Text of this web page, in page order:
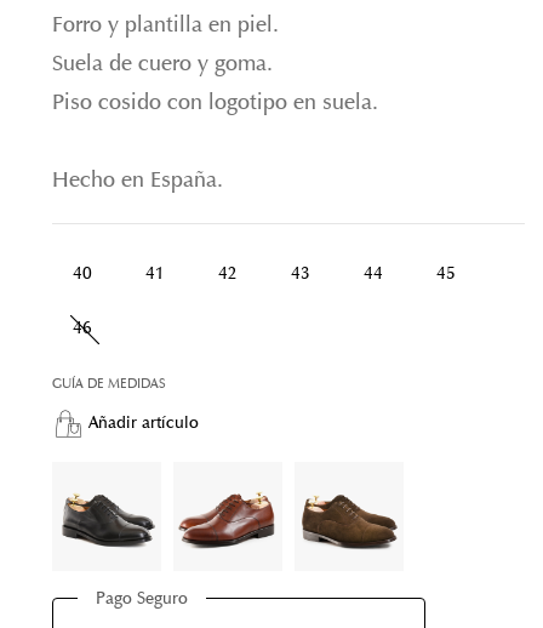
Forro y plantilla en piel.
Suela de cuero y goma.
Piso cosido con logotipo en suela.
Hecho en España.
40 41 42 43 44 45
46
GUÍA DE MEDIDAS
Añadir artículo
Pago Seguro